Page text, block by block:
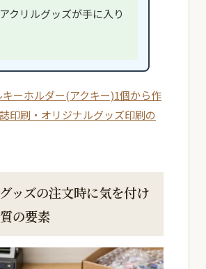
クリルグッズが手に入り
キーホルダー(アクキー)1個から作
印刷・オリジナルグッズ印刷の
ッズの注文時に気を付け
の要素